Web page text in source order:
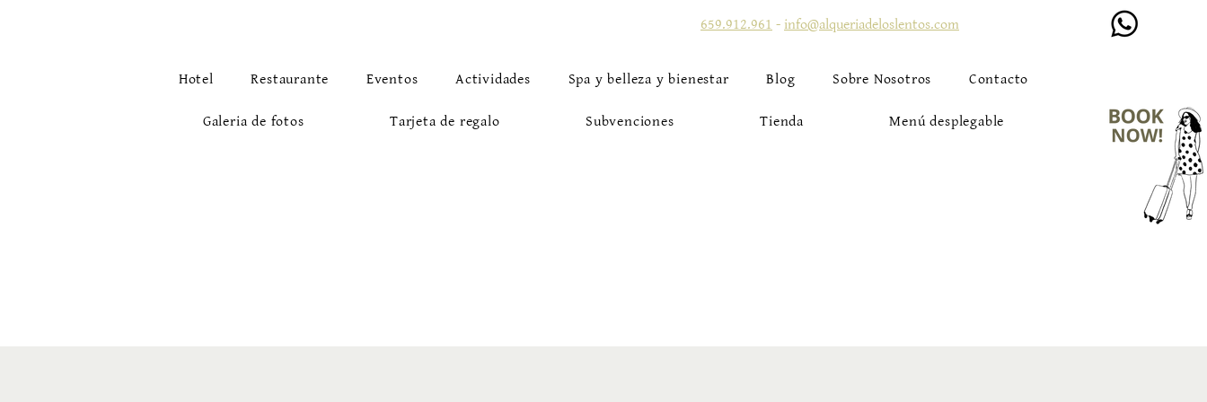
659.912.961 - info@alqueriadeloslentos.com
Hotel Restaurante Eventos Actividades Spa y belleza y bienestar Blog Sobre Nosotros Contacto
Galeria de fotos Tarjeta de regalo Subvenciones Tienda Menú desplegable